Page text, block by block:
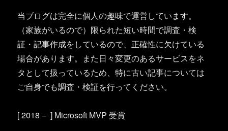
当ブログは完全に個人の趣味で運営しています。
（家族がいるので）限られた短い時間で調査・検
証・記事作成をしているので、正確性に欠けている
場合があります。また日々変更のあるサービスをネ
タとして扱っているため、特に古い記事については
ご自身でも調査・検証を行ってください。
[ 2018 – ] Microsoft MVP 受賞